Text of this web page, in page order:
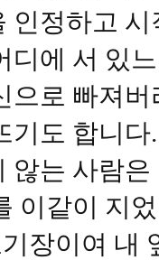
인정하고
디에 서 있
으로 빠져
기도 합니
않는 사람
이같이 지
기장이여 내